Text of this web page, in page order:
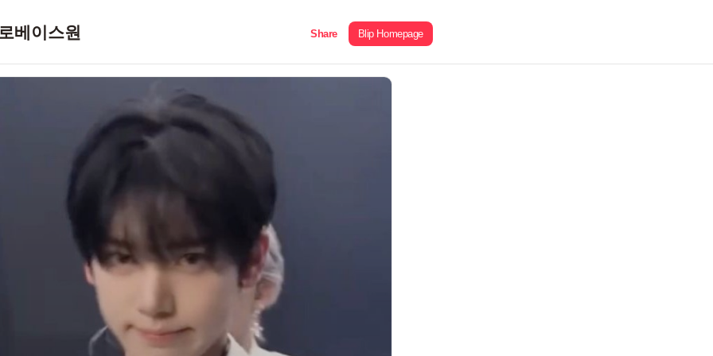
베이스원 Share Blip Homepage